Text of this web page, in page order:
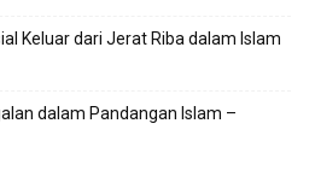
Keluar dari Jerat Riba dalam Islam
dalam Pandangan Islam –